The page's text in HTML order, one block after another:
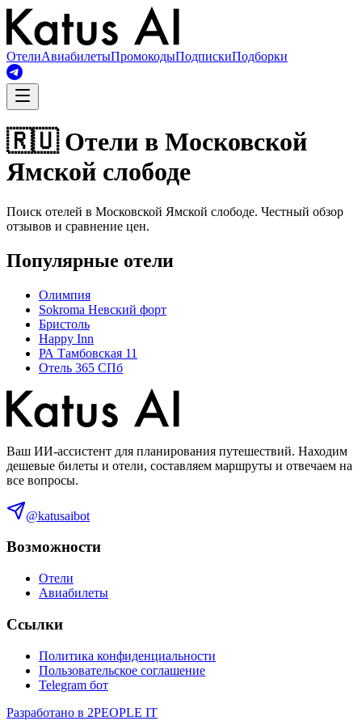
ОтелиАвиабилетыПромокодыПодпискиПодборки
🇷🇺 Отели в Московской
Ямской слободе
Поиск отелей в Московской Ямской слободе. Честный обзор
отзывов и сравнение цен.
Популярные отели
Олимпия
Sokroma Невский форт
Бристоль
Happy Inn
РА Тамбовская 11
Отель 365 СПб
Ваш ИИ-ассистент для планирования путешествий. Находим
дешевые билеты и отели, составляем маршруты и отвечаем на
все вопросы.
@katusaibot
Возможности
Отели
Авиабилеты
Ссылки
Политика конфиденциальности
Пользовательское соглашение
Telegram бот
Разработано в 2PEOPLE IT